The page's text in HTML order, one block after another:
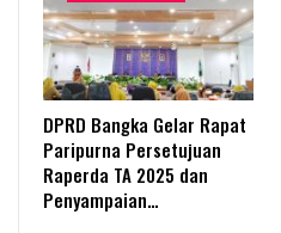
DPRD Bangka Gelar Rapat
Paripurna Persetujuan
Raperda TA 2025 dan
Penyampaian…